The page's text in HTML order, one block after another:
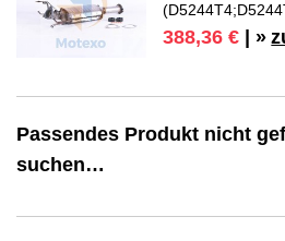
388,36 € | »
Passendes Produkt nicht
suchen…